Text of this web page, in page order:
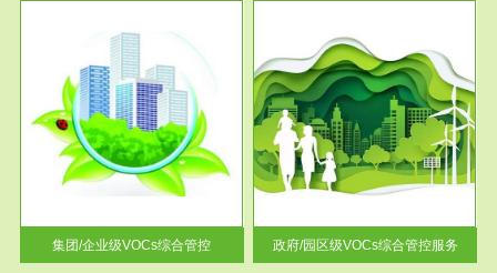
集团/企业级VOCs综合管控
服务范围
政府/园区级VOCs综合管控服务
根据《石化行业挥发性有机物综
合整治方案》文件要求，到2017
年，全...
政府/园区级VOCs综合管控服务